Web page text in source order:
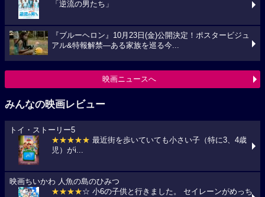
「逆流の男たち」
『ブルーヘロン』10月23日(金)公開決定！ポスタービジュ
アル&特報解禁―ある家族を巡る今...
映画ニュースへ
みんなの映画レビュー
トイ・ストーリー5
★★★★★ 最近街を歩いていても小さい子（特に3、4歳
児）がi...
映画ちいかわ 人魚の島のひみつ
★★★★☆ 小6の子供と行きました。 セイレーンがめっち